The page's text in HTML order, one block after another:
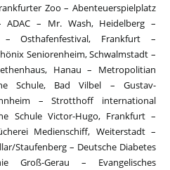
Zoo – Abenteuerspielplatz
ADAC – Mr. Wash, Heidelberg –
– Osthafenfestival, Frankfurt –
Seniorenheim, Schwalmstadt –
Hanau – Metropolitian
Schule, Bad Vilbel – Gustav-
– Strotthoff international
Schule Victor-Hugo, Frankfurt –
Medienschiff, Weiterstadt –
Staufenberg – Deutsche Diabetes
Groß-Gerau – Evangelisches